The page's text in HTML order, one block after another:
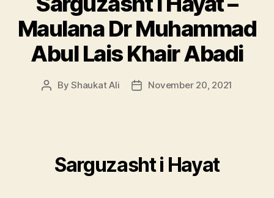
Maulana Dr Muhammad
Abul Lais Khair Abadi
PostByShaukat Ali
PostNovember 20, 2021
Sarguzasht i Hayat